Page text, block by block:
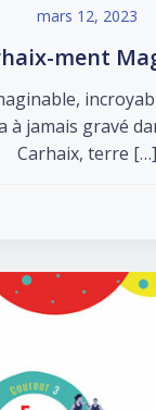
mars 12, 2023
ment
à jamais gravé
Carhaix, terre […]